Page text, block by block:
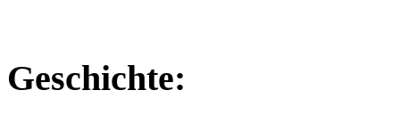
Geschichte: